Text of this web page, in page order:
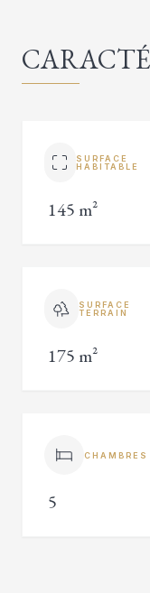
SURFACE
HABITABLE
145 m²
SURFACE
TERRAIN
175 m²
CHAMBRES
5